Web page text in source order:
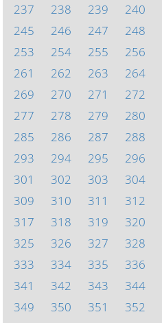
237
238 239 240
245
246 247 248
253
254 255 256
261
262 263 264
269
270 271 272
277
278 279 280
285
286 287 288
293
294 295 296
301
302 303 304
309
310 311 312
317
318 319 320
325
326 327 328
333
334 335 336
341
342 343 344
349
350 351 352